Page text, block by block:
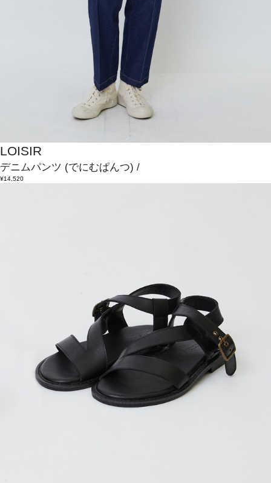
LOISIR
デニムパンツ (でにむぱんつ) /
¥14,520